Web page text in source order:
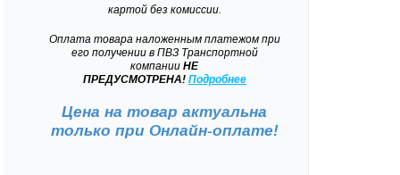
картой без комиссии.
Оплата товара наложенным платежом при
его получении в ПВЗ Транспортной
компании НЕ
ПРЕДУСМОТРЕНА! Подробнее
Цена на товар актуальна
только при Онлайн-оплате!